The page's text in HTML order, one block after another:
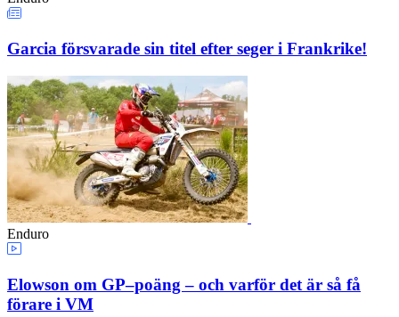
Garcia försvarade sin titel efter seger i Frankrike!
Enduro
Elowson om GP–poäng – och varför det är så få
förare i VM